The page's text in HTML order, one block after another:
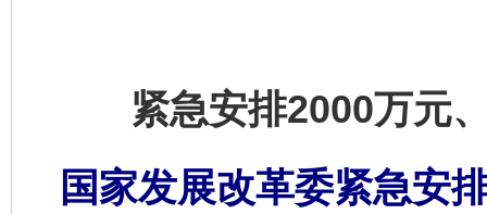
紧急安排2000万元、
国家发展改革委紧急安